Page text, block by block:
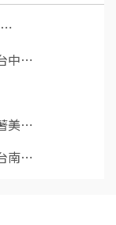
中⋯
美⋯
南⋯